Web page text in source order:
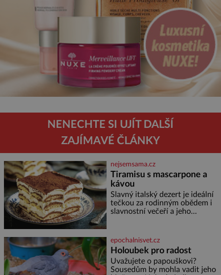
NENECHTE SI UJÍT DALŠÍ
ZAJÍMAVÉ ČLÁNKY
nejsemsama.cz
Tiramisu s mascarpone a
kávou
Slavný italský dezert je ideální
tečkou za rodinným obědem i
slavnostní večeří a jeho
osoby: 250 g mascarpone 3
vejce 80 g cukru 200 g
cukrářských piškotů 250 ml
silné kávy 2 lžíce amaretta
kakao na posypání Postup:
epochalnisvet.cz
Holoubek pro radost
Uvažujete o papouškovi?
Sousedům by mohla vadit jeho